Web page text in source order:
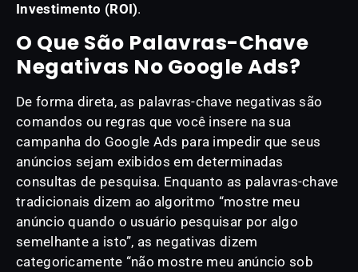
Investimento (ROI).
O Que São Palavras-Chave
Negativas No Google Ads?
De forma direta, as palavras-chave negativas são
comandos ou regras que você insere na sua
campanha do Google Ads para impedir que seus
anúncios sejam exibidos em determinadas
consultas de pesquisa. Enquanto as palavras-chave
tradicionais dizem ao algoritmo “mostre meu
anúncio quando o usuário pesquisar por algo
semelhante a isto”, as negativas dizem
categoricamente “não mostre meu anúncio sob